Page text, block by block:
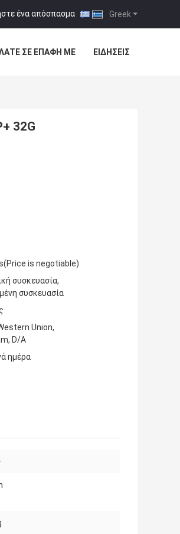
Greek
ένα απόσπασμα |
ΣΕ ΕΠΑΦΉ ΜΕ ΕΙΔΉΣΕΙΣ
32G
is negotiable)
συσκευασία,
συσκευασία
Union,
D/A
ημέρα